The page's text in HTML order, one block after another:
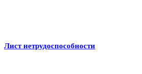
Лист нетрудоспособности